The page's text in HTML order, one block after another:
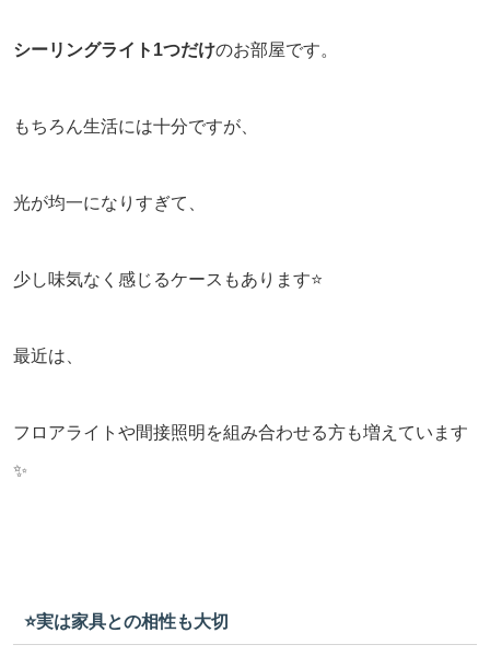
シーリングライト1つだけのお部屋です。
もちろん生活には十分ですが、
光が均一になりすぎて、
少し味気なく感じるケースもあります⭐️
最近は、
フロアライトや間接照明を組み合わせる方も増えています
✨
⭐️実は家具との相性も大切